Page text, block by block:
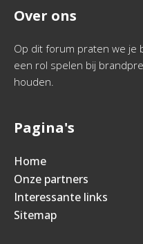
Over ons
Op dit forum praten we je
een rol spelen bij
houden.
Pagina's
Home
Onze partners
Interessante links
Sitemap